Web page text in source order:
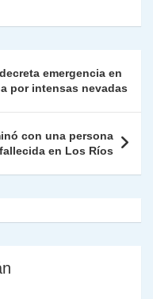
y
n
k
l
l
emergencia en
por intensas nevadas
con una persona
fallecida en Los Ríos